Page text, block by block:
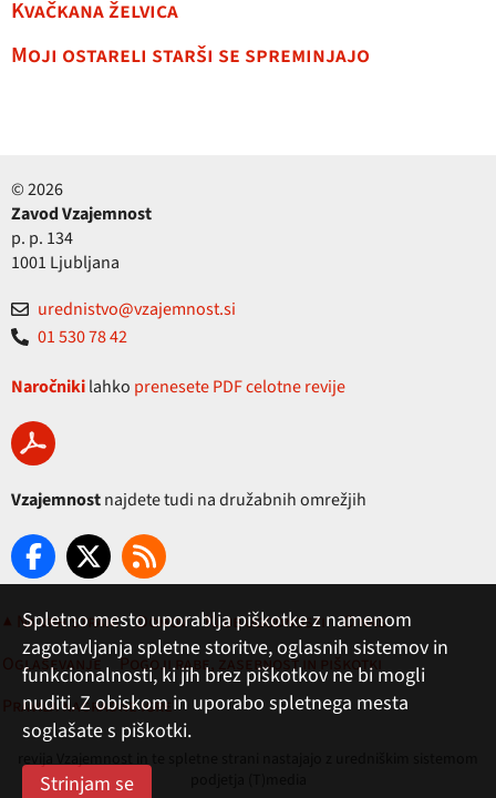
Kvačkana želvica
Moji ostareli starši se spreminjajo
© 2026
Zavod Vzajemnost
p. p. 134
1001 Ljubljana
urednistvo@vzajemnost.si
01 530 78 42
Naročnikilahko prenesete PDF celotne revije
Vzajemnostnajdete tudi na družabnih omrežjih
▲ Na vrh strani Domov Klub ugodnosti
O nas
Oglaševanje
Pogoji rabe, zasebnost in piškotki
Pravila nagradne igre
revija Vzajemnost in te spletne strani nastajajo z uredniškim sistemom
Spletno mesto uporablja piškotke z namenom
zagotavljanja spletne storitve, oglasnih sistemov in
funkcionalnosti, ki jih brez piškotkov ne bi mogli
nuditi. Z obiskom in uporabo spletnega mesta
soglašate s piškotki.